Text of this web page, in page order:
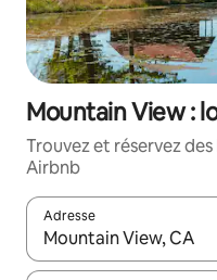
Mountain View :
Trouvez et réservez
Airbnb
Adresse
Lorsque les résultats